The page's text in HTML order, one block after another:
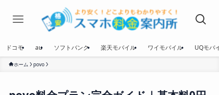
ドコモ au ソフトバンク 楽天モバイル ワイモバイル UQモバ
ホーム povo